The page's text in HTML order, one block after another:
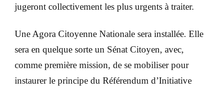
jugeront collectivement les plus urgents à traiter.
Une Agora Citoyenne Nationale sera installée. Elle
sera en quelque sorte un Sénat Citoyen, avec,
comme première mission, de se mobiliser pour
instaurer le principe du Référendum d’Initiative